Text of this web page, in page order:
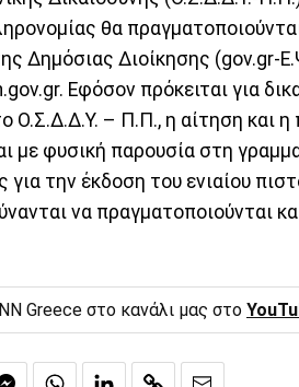
θα
Δημόσιας Διοίκησης (gov.gr-
Εφόσον πρόκειται για
Ο.Σ.Δ.Δ.Υ. – Π.Π., η αίτηση και
με φυσική παρουσία στη
την έκδοση του ενιαίου
να πραγματοποιούνται
Greece στο κανάλι μας στο